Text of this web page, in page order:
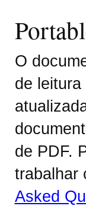
O
de
de PDF.
trabalhar
Asked